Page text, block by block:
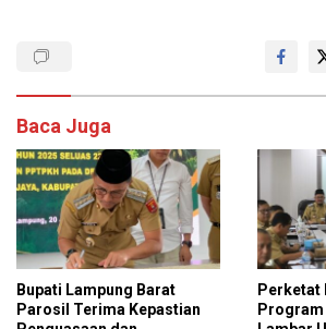
Baca Juga
Bupati Lampung Barat
Parosil Terima Kepastian
Perketat
Program